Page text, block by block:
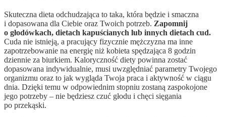
Skuteczna dieta odchudzająca to taka, która będzie i smaczna
i dopasowana dla Ciebie oraz Twoich potrzeb. Zapomnij
o głodówkach, dietach kapuścianych lub innych dietach cud.
Cuda nie istnieją, a pracujący fizycznie mężczyzna ma inne
zapotrzebowanie na energię niż kobieta spędzająca 8 godzin
dziennie za biurkiem. Kaloryczność diety powinna zostać
dopasowana indywidualnie, musi uwzględniać parametry Twojego
organizmu oraz to jak wygląda Twoja praca i aktywność w ciągu
dnia. Dzięki temu w odpowiednim stopniu zostaną zaspokojone
jego potrzeby – nie będziesz czuć głodu i chęci sięgania
po przekąski.